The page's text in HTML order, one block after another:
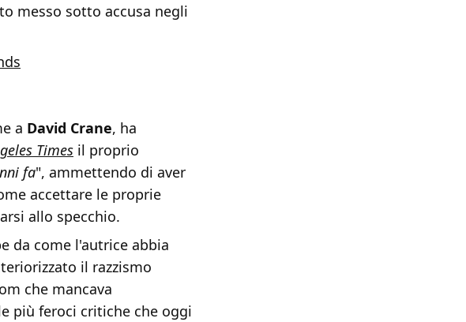
messo sotto accusa negli
a David Crane, ha
Times il proprio
fa", ammettendo di aver
accettare le proprie
allo specchio.
da come l'autrice abbia
il razzismo
che mancava
più feroci critiche che oggi